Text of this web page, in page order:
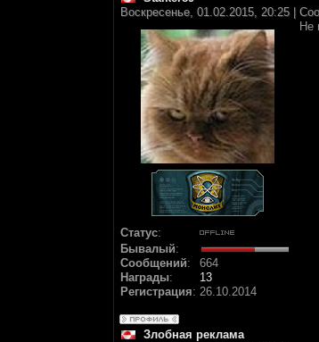
Воскресенье, 01.02.2015, 20:25 |
Статус:
Бывалый:
Сообщений:
664
Награды:
13
Регистрация: 26.10.2014
Не
Злобная реклама